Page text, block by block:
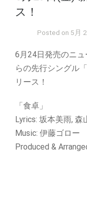
ス！
Posted on 5月
6月24日発売のニ
らの先行シングル
リース！
「食卓」
Lyrics: 坂本美雨, 森
Music: 伊藤ゴロー
Produced &